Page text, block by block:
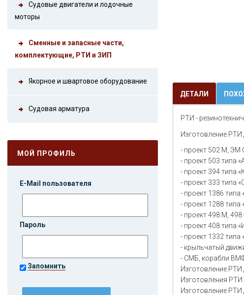
Судовые двигатели и лодочные
моторы
Сменные и запасные части,
комплектующие, РТИ и ЗИП
Якорное и швартовое оборудование
Судовая арматура
МОЙ ПРОФИЛЬ
E-Mail пользователя
Пароль
Запомнить
ДЕТАЛИ
РТИ -
Изготовление
- проект 502 М, ЭМ
- проект 503 типа
- проект 394 типа
- проект 333 типа
- проект 1386 типа
- проект 1288
- проект 498 М, 498
- проект 408 типа
- проект 1332
- крыльчатый
- СМБ, корабли
Изготовление РТИ
Изготовления РТИ
Изготовление РТИ